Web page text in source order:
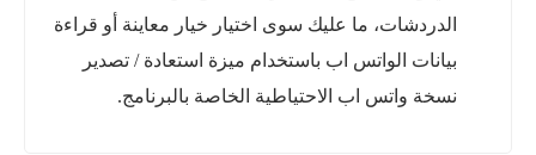
الدردشات، ما عليك سوى اختيار خيار معاينة أو قراءة
بيانات الواتس اب باستخدام ميزة استعادة / تصدير
نسخة واتس اب الاحتياطية الخاصة بالبرنامج.